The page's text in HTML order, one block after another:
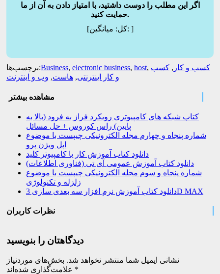
اگر این مطلب را دوست داشتید، با امتیاز دادن به آن از ما
حمایت کنید.
[کل:میانگین: ]
برچسب‌ها:Business, electronic business, host, کسب و کار , کسب
و کار اینترنتی, هاست, وب و اینترنت
مشاهده بیشتر
کتاب شبکه های کامپیوتری رویکرد فراز به فرود (بالا به
پایین) راس کوروس + حل مسائل
شماره پنجاه و چهارم مجله الکترونیکی چیپست با موضوع
اپل ویژن پرو
دانلود کتاب آموزش کار با کامپیوتر کلید
دانلود کتاب آموزش عمومی آی تی (فناوری اطلاعات)
شماره پنجاه و سوم مجله الکترونیکی چیپست با موضوع
زلزله و تکنولوژی
دانلود کتاب آموزش نرم افزار سه بعدی سازی 3D MAX
نظرات کاربران
دیدگاهتان را بنویسید
نشانی ایمیل شما منتشر نخواهد شد. بخش‌های موردنیاز
*